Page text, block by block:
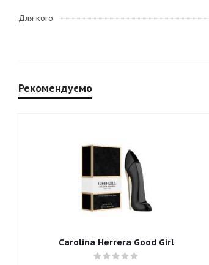
Для кого
Рекомендуємо
Carolina Herrera Good Girl